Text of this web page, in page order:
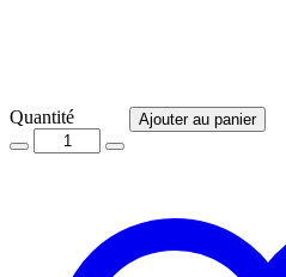
QuantitéQuantité Ajouter au panier